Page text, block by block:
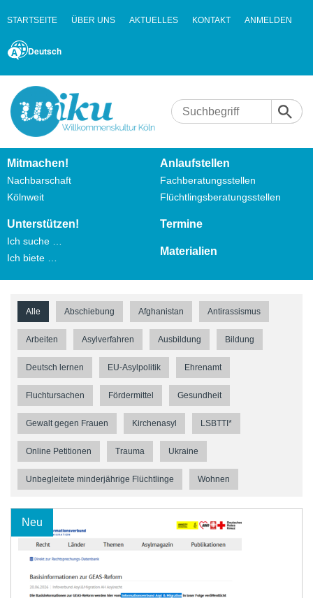
STARTSEITE ÜBER UNS AKTUELLES KONTAKT ANMELDEN
Deutsch
Mitmachen!
Nachbarschaft
Kölnweit
Anlaufstellen
Fachberatungsstellen
Flüchtlingsberatungsstellen
Unterstützen!
Ich suche …
Ich biete …
Termine
Materialien
Alle Abschiebung Afghanistan Antirassismus
Arbeiten Asylverfahren Ausbildung Bildung
Deutsch lernen EU-Asylpolitik Ehrenamt
Fluchtursachen Fördermittel Gesundheit
Gewalt gegen Frauen Kirchenasyl LSBTTI*
Online Petitionen Trauma Ukraine
Unbegleitete minderjährige Flüchtlinge Wohnen
Neu